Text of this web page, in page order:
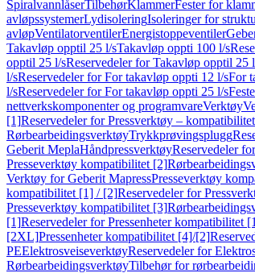
SpiralvannlåserTilbehørKlammerFester for
avløpssystemerLydisoleringIsoleringer for
avløpVentilatorventilerEnergistoppeventiler
Takavløp opptil 25 l/sTakavløp oppti 100 l/s
opptil 25 l/sReservedeler for Takavløp opptil 25
l/sReservedeler for For takavløp oppti 12 l/sFor
l/sReservedeler for For takavløp oppti 25 l/s
nettverkskomponenter og programvareVerktøy
[1]Reservedeler for Pressverktøy –
RørbearbeidingsverktøyTrykkprøvingsplugg
Geberit MeplaHåndpressverktøyReservedeler
Presseverktøy kompatibilitet [2]
Verktøy for Geberit MapressPresseverktøy
kompatibilitet [1] / [2]Reservedeler for
Presseverktøy kompatibilitet [3]
[1]Reservedeler for Pressenheter kompatibilitet
[2XL]Pressenheter kompatibilitet [4]/[2]
PEElektrosveiseverktøyReservedeler for
RørbearbeidingsverktøyTilbehør for